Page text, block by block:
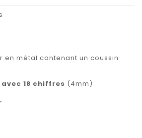
en métal contenant un coussin
18 chiffres (4mm)